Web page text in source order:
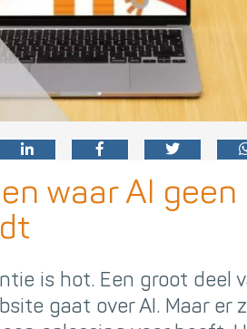
waar AI geen
is hot. Een groot deel
gaat over AI. Maar er